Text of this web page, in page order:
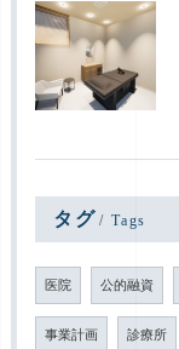
タグ Tags
医院 公的融資
事業計画 診療所